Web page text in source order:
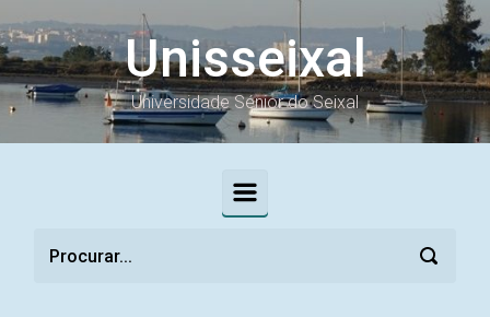
Skip to main content
Unisseixal
Universidade Sénior do Seixal